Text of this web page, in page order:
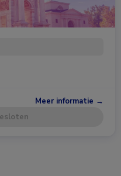
Meer informatie →